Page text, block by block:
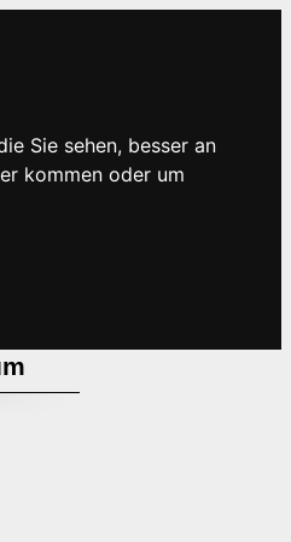
Sie sehen, besser an
kommen oder um